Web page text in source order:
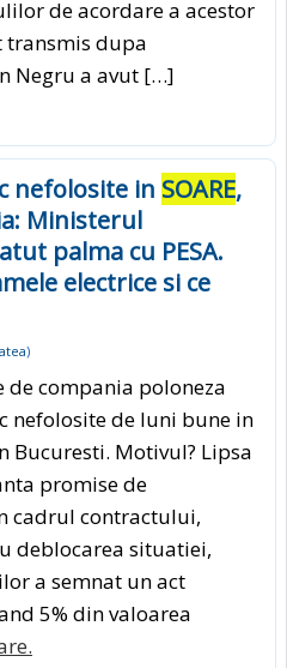
de acordare a acestor
dupa
Negru a avut […]
nefolosite in SOARE,
Ministerul
palma cu PESA.
electrice si ce
)
compania poloneza
nefolosite de luni bune in
Bucuresti. Motivul? Lipsa
promise de
cadrul contractului,
deblocarea situatiei,
a semnat un act
5% din valoarea